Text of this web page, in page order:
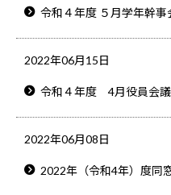
令和４年度 ５月学年幹事
2022年06月15日
令和４年度 4月役員会
2022年06月08日
2022年（令和4年）度